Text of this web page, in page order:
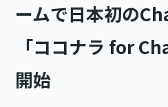
ームで日本初の
「ココナラ for
開始